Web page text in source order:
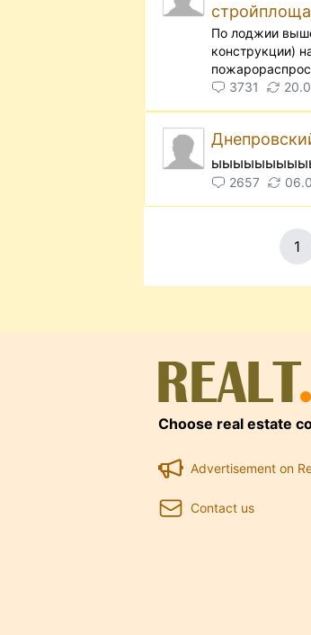
По лоджии
конструкции)
3731
2657
1
Choose real estate
Advertisement on
Contact us